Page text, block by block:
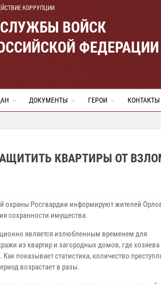
КОРРУПЦИИ
ВОЙСК
ФЕДЕРАЦИИ
ДОКУМЕНТЫ ГЕРОИ КОНТАКТЫ
КВАРТИРЫ ОТ
охраны Росгвардии информируют жителей
сохранности имущества.
является излюбленным временем для
из квартир и загородных домов, где хозяева
показывает статистика, количество
возрастает в разы.